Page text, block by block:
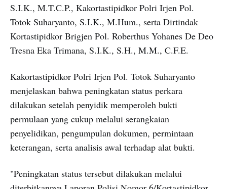
S.I.K., M.T.C.P., Kakortastipidkor Polri Irjen Pol.
Totok Suharyanto, S.I.K., M.Hum., serta Dirtindak
Kortastipidkor Brigjen Pol. Roberthus Yohanes De Deo
Tresna Eka Trimana, S.I.K., S.H., M.M., C.F.E.
Kakortastipidkor Polri Irjen Pol. Totok Suharyanto
menjelaskan bahwa peningkatan status perkara
dilakukan setelah penyidik memperoleh bukti
permulaan yang cukup melalui serangkaian
penyelidikan, pengumpulan dokumen, permintaan
keterangan, serta analisis awal terhadap alat bukti.
"Peningkatan status tersebut dilakukan melalui